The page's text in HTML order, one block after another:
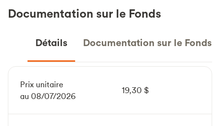
Documentation sur le Fonds
Détails Documentation sur le Fonds
Prix unitaire
au 08/07/2026
19,30 $